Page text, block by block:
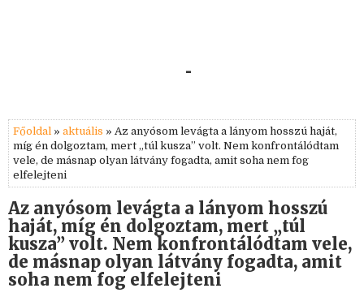
-
Főoldal » aktuális » Az anyósom levágta a lányom hosszú haját,
míg én dolgoztam, mert „túl kusza” volt. Nem konfrontálódtam
vele, de másnap olyan látvány fogadta, amit soha nem fog
elfelejteni
Az anyósom levágta a lányom hosszú
haját, míg én dolgoztam, mert „túl
kusza” volt. Nem konfrontálódtam vele,
de másnap olyan látvány fogadta, amit
soha nem fog elfelejteni